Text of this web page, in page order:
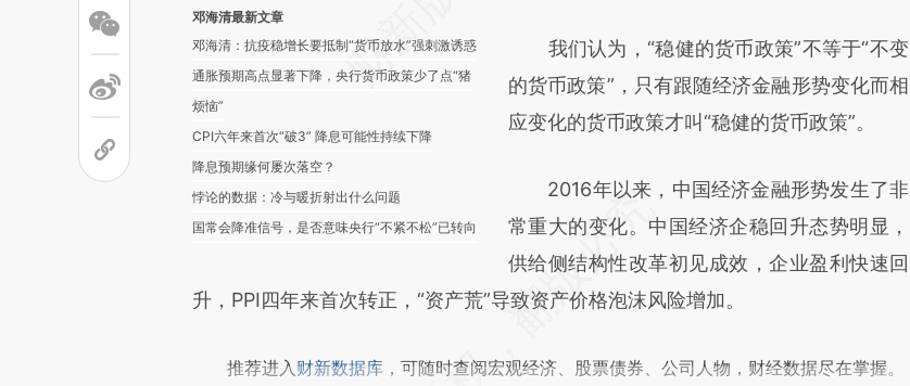
邓海清最新文章
邓海清：抗疫稳增长要抵制“货币放水”强刺激诱惑
通胀预期高点显著下降，央行货币政策少了点“猪
烦恼”
CPI六年来首次“破3” 降息可能性持续下降
降息预期缘何屡次落空？
悖论的数据：冷与暖折射出什么问题
国常会降准信号，是否意味央行“不紧不松”已转向
我们认为，“稳健的货币政策”不等于“不变
的货币政策”，只有跟随经济金融形势变化而相
应变化的货币政策才叫“稳健的货币政策”。
2016年以来，中国经济金融形势发生了非
常重大的变化。中国经济企稳回升态势明显，
供给侧结构性改革初见成效，企业盈利快速回
升，PPI四年来首次转正，“资产荒”导致资产价格泡沫风险增加。
推荐进入 财新数据库 ，可随时查阅宏观经济、股票债券、公司人物，财经数据尽在掌握。